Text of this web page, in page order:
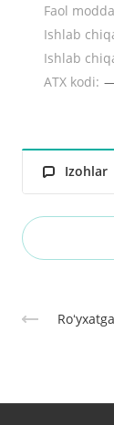
Faol
Ishlab
Ishlab
ATX kodi:
Izohlar